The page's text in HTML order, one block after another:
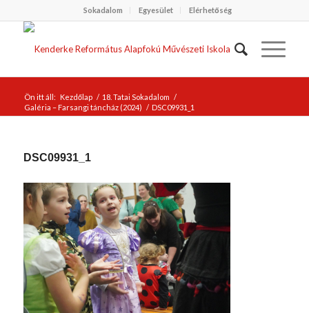
Sokadalom Egyesület Elérhetőség
Ön itt áll: Kezdőlap / 18. Tatai Sokadalom /
Galéria – Farsangi táncház (2024) / DSC09931_1
DSC09931_1